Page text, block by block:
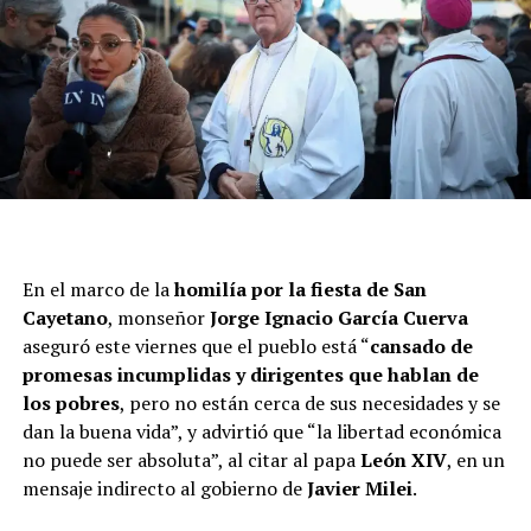
Uno de los disparos en línea recta de aquel díaKaloian
Santos Cabrera – Gentileza Kaloian Santos Cabrera
En la segunda, que fue aportada durante esta última
feria judicial y pretendía subsanar el faltante, en los
minutos que rodearon al incidente se registran tramos
de la conversación que fueron marcados por la Policía
como “sin audio” o “ininteligible”, según pudo ver
En el marco de lahomilía por la fiesta de San
Cayetano, monseñorJorge Ignacio García Cuerva
aseguró este viernes que el pueblo está “cansado de
promesas incumplidas y dirigentes que hablan de
los pobres, pero no están cerca de sus necesidades y se
dan la buena vida”, y advirtió que “la libertad económica
no puede ser absoluta”, al citar al papaLeón XIV, en un
mensaje indirecto al gobierno deJavier Milei.